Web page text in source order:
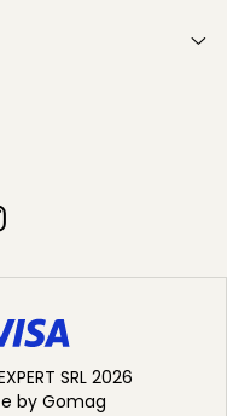
SRL 2026
by Gomag